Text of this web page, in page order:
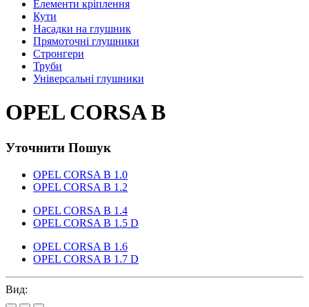
Елементи кріплення
Кути
Насадки на глушник
Прямоточні глушники
Стронгери
Труби
Універсальні глушники
OPEL CORSA B
Уточнити Пошук
OPEL CORSA B 1.0
OPEL CORSA B 1.2
OPEL CORSA B 1.4
OPEL CORSA B 1.5 D
OPEL CORSA B 1.6
OPEL CORSA B 1.7 D
Вид: